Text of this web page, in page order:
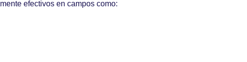
efectivos en campos como: